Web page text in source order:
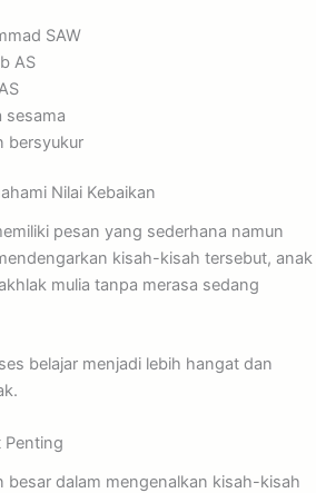
SAW
AS
sesama
bersyukur
Nilai Kebaikan
pesan yang sederhana namun
kisah-kisah tersebut, anak
mulia tanpa merasa sedang
belajar menjadi lebih hangat dan
Penting
besar dalam mengenalkan kisah-kisah